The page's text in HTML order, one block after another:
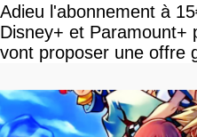
Adieu l'abonnement à
Disney+ et Paramount+
vont proposer une offre